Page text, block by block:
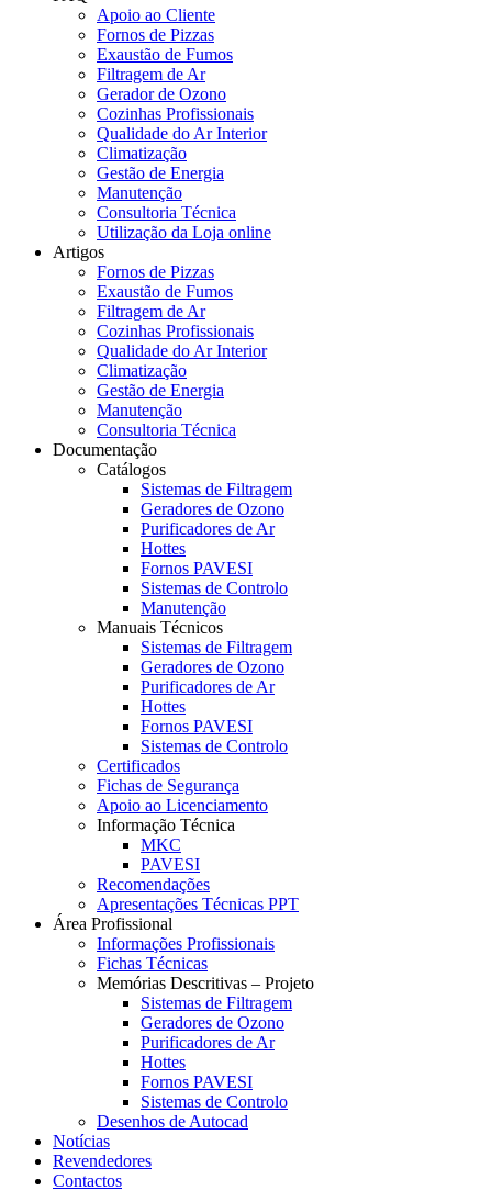
Apoio ao Cliente
Fornos de Pizzas
Exaustão de Fumos
Filtragem de Ar
Gerador de Ozono
Cozinhas Profissionais
Qualidade do Ar Interior
Climatização
Gestão de Energia
Manutenção
Consultoria Técnica
Utilização da Loja online
Artigos
Fornos de Pizzas
Exaustão de Fumos
Filtragem de Ar
Cozinhas Profissionais
Qualidade do Ar Interior
Climatização
Gestão de Energia
Manutenção
Consultoria Técnica
Documentação
Catálogos
Sistemas de Filtragem
Geradores de Ozono
Purificadores de Ar
Hottes
Fornos PAVESI
Sistemas de Controlo
Manutenção
Manuais Técnicos
Sistemas de Filtragem
Geradores de Ozono
Purificadores de Ar
Hottes
Fornos PAVESI
Sistemas de Controlo
Certificados
Fichas de Segurança
Apoio ao Licenciamento
Informação Técnica
MKC
PAVESI
Recomendações
Apresentações Técnicas PPT
Área Profissional
Informações Profissionais
Fichas Técnicas
Memórias Descritivas – Projeto
Sistemas de Filtragem
Geradores de Ozono
Purificadores de Ar
Hottes
Fornos PAVESI
Sistemas de Controlo
Desenhos de Autocad
Notícias
Revendedores
Contactos